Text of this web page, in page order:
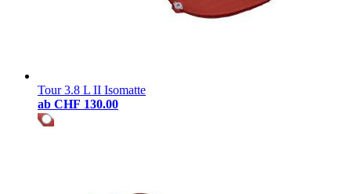
Tour 3.8 L II Isomatte
ab CHF 130.00